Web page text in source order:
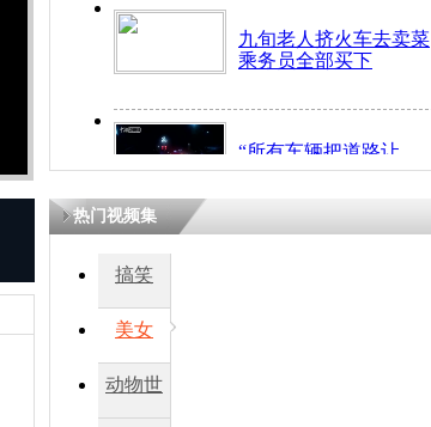
九旬老人挤火车去卖菜
乘务员全部买下
“所有车辆把道路让
开！”儿童突发疾病交
热门视频集
搞笑
美女
动物世